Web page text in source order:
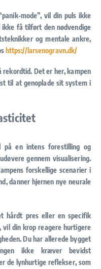
mode”, vil din puls ikke
få tilført den nødvendige
og mentale ankre,
https://larsenogravn.dk/
Det er her, kampen
til at genoplade sit system i
på en intens forestilling og
gennem visualisering.
forskellige scenarier i
danner hjernen nye neurale
hårdt pres eller en specifik
vil din krop reagere hurtigere
Du har allerede bygget
ikke kræver bevidst
de lynhurtige reflekser, som